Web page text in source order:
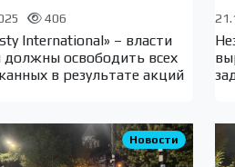
406
International» – власти
должны освободить всех
в результате акций
Новости